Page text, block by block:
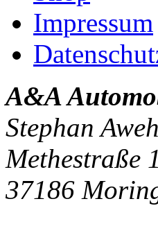
Impressum
A&A
Stephan Aweh
Methestraße
37186